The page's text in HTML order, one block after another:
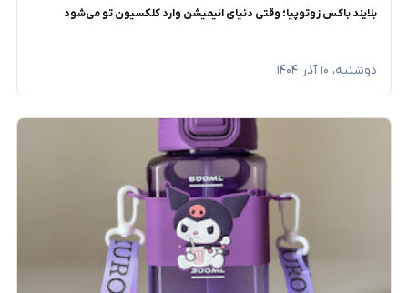
بلایند باکس زوتوپیا؛ وقتی دنیای انیمیشن وارد کلکسیون تو می‌شود
دوشنبه، ۱۰ آذر ۱۴۰۴